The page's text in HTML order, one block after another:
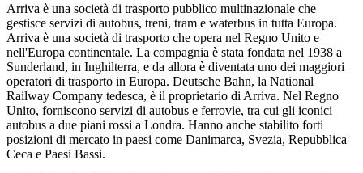
Arriva è una società di trasporto pubblico multinazionale che
gestisce servizi di autobus, treni, tram e waterbus in tutta Europa.
Arriva è una società di trasporto che opera nel Regno Unito e
nell'Europa continentale. La compagnia è stata fondata nel 1938 a
Sunderland, in Inghilterra, e da allora è diventata uno dei maggiori
operatori di trasporto in Europa. Deutsche Bahn, la National
Railway Company tedesca, è il proprietario di Arriva. Nel Regno
Unito, forniscono servizi di autobus e ferrovie, tra cui gli iconici
autobus a due piani rossi a Londra. Hanno anche stabilito forti
posizioni di mercato in paesi come Danimarca, Svezia, Repubblica
Ceca e Paesi Bassi.